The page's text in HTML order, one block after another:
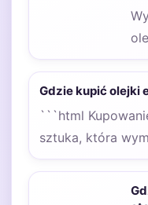
Gdzie kupić olejki
```html
sztuka, która
Nie każdy sklep